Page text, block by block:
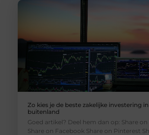
Zo kies je de beste zakelijke investering
buitenland
Goed artikel? Deel hem dan op: Share
Share on Facebook Share on Pinterest